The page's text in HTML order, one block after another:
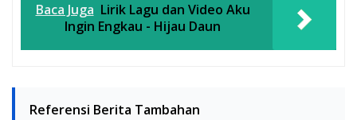
Baca Juga Lirik Lagu dan Video Aku
Ingin Engkau - Hijau Daun
Referensi Berita Tambahan